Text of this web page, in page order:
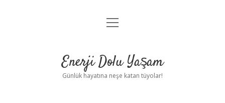
Anasayfa
Yasal Uyarı
menüyü
Enerji Dolu Yaşam
Günlük hayatına neşe katan tüyolar!